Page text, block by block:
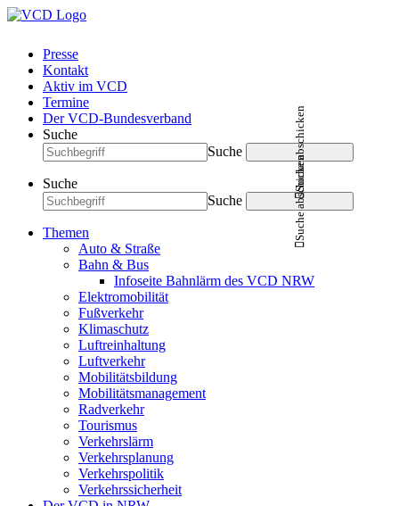
Presse
Kontakt
Aktiv im VCD
Termine
Der VCD-Bundesverband
Suche
Suche
Suche abschicken
Suche
Suche
Suche abschicken
Themen
Auto & Straße
Bahn & Bus
Infoseite Bahnlärm des VCD NRW
Elektromobilität
Fußverkehr
Klimaschutz
Luftreinhaltung
Luftverkehr
Mobilitätsbildung
Mobilitätsmanagement
Radverkehr
Tourismus
Verkehrslärm
Verkehrsplanung
Verkehrspolitik
Verkehrssicherheit